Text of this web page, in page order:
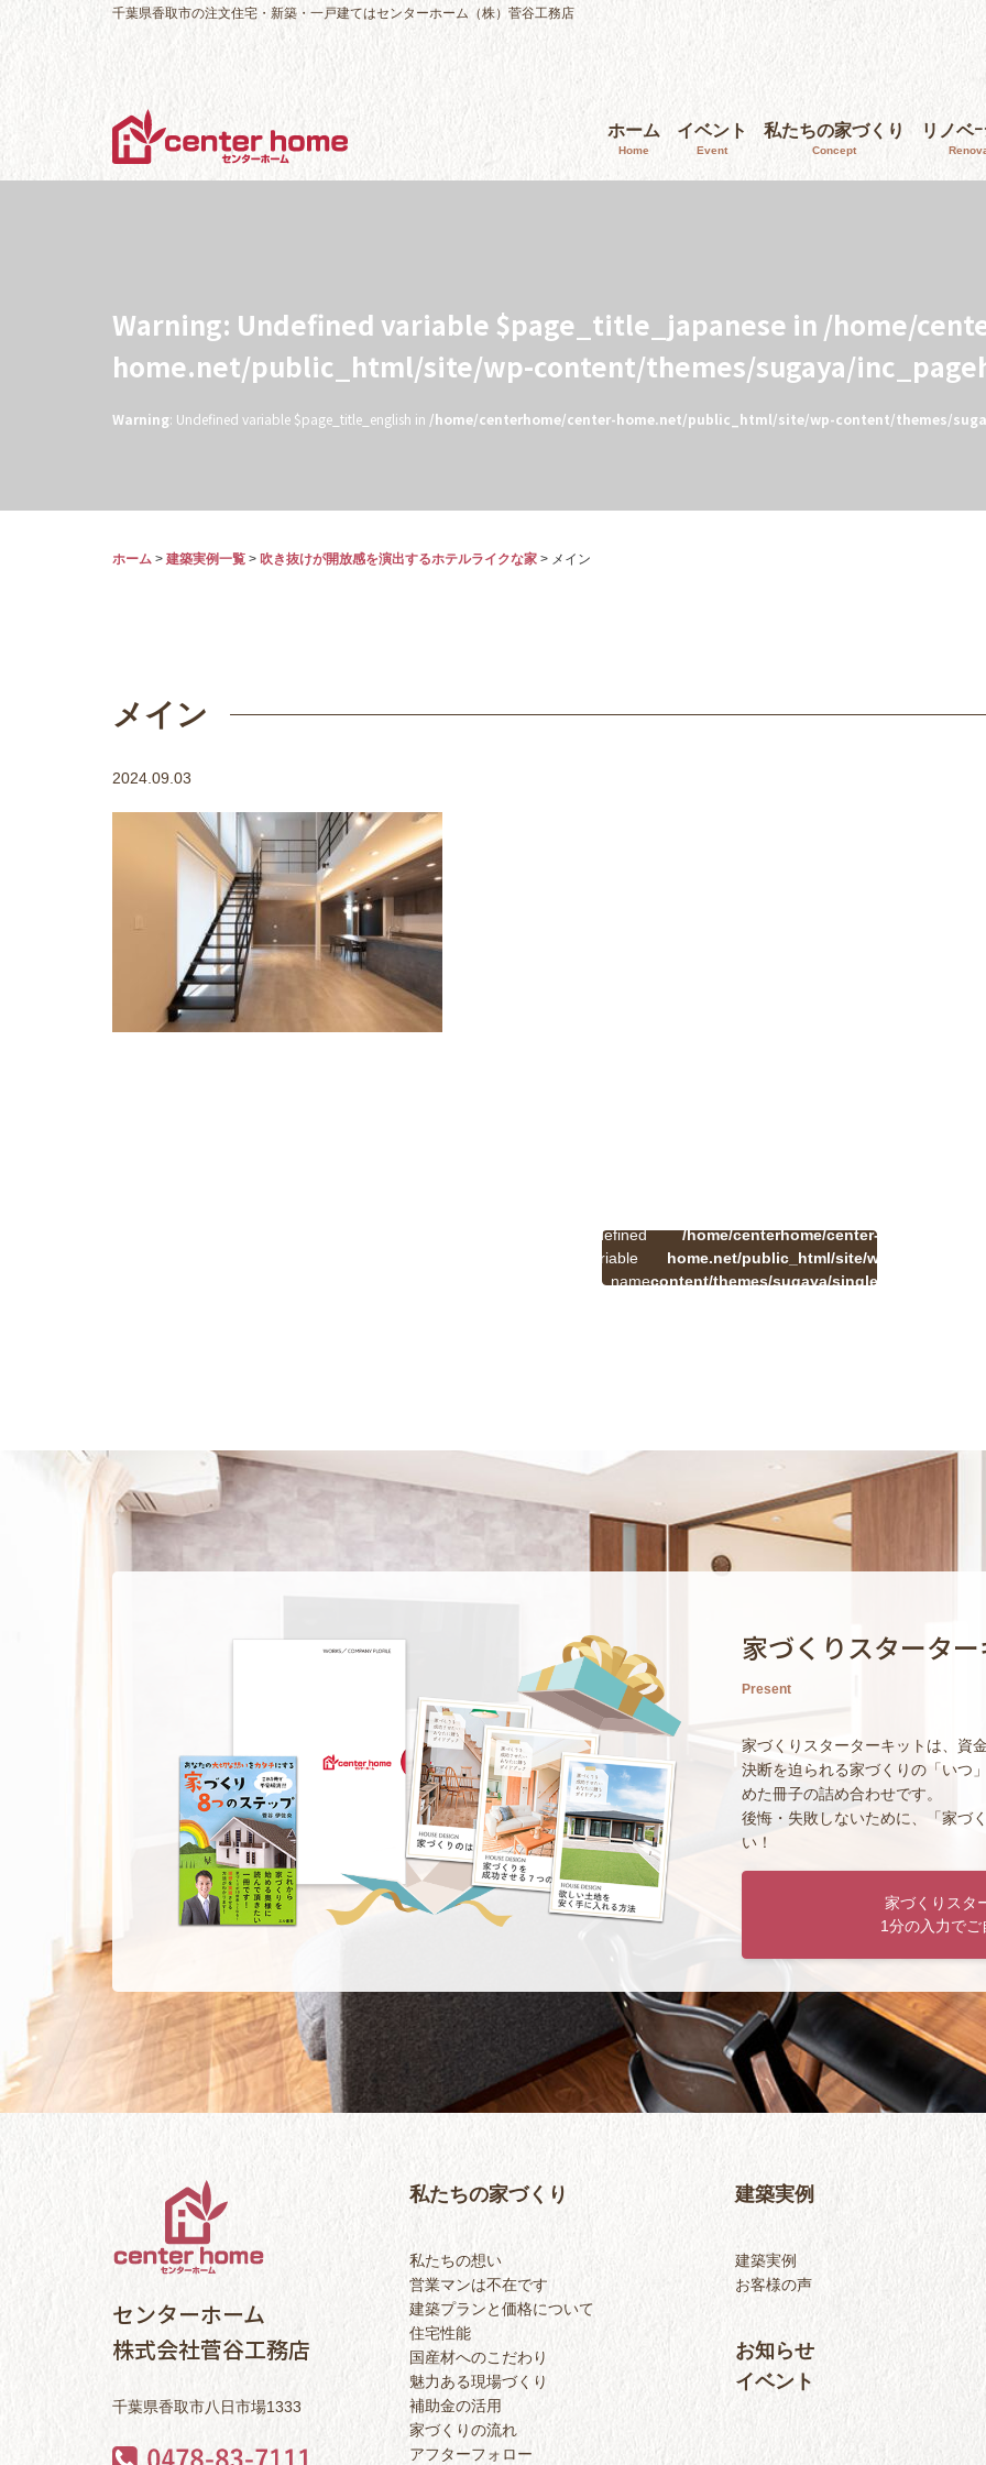
千葉県香取市の注文住宅・新築・一戸建てはセンターホーム（株）菅谷工務店
ホーム
Home
イベント
Event
私たちの家づくり
Concept
リノベ
Warning: Undefined variable $page_title_japanese in /home/
home.net/public_html/site/wp-content/themes/sugaya/
Warning: Undefined variable $page_title_english in /home/centerhome/center-home.net/public_html/site/wp-content/themes/
ホーム > 建築実例一覧 > 吹き抜けが開放感を演出するホテルライクな家 > メイン
メイン
2024.09.03
Undefined
variable
$cat_name
/home/centerhome/center-
home.net/public_html/site/wp-
content/themes/sugaya/single.php
家づくりスタータ
Present
家づくりスターターキットは、資
決断を迫られる家づくりの「いつ
めた冊子の詰め合わせです。
後悔・失敗しないために、「家づ
い！
家づくりスタ
1分の入力で
センターホーム
株式会社菅谷工務店
千葉県香取市八日市場1333
私たちの家づくり
私たちの想い
営業マンは不在です
建築プランと価格について
住宅性能
国産材へのこだわり
魅力ある現場づくり
補助金の活用
家づくりの流れ
アフターフォロー
建築実例
建築実例
お客様の声
お知らせ
イベント